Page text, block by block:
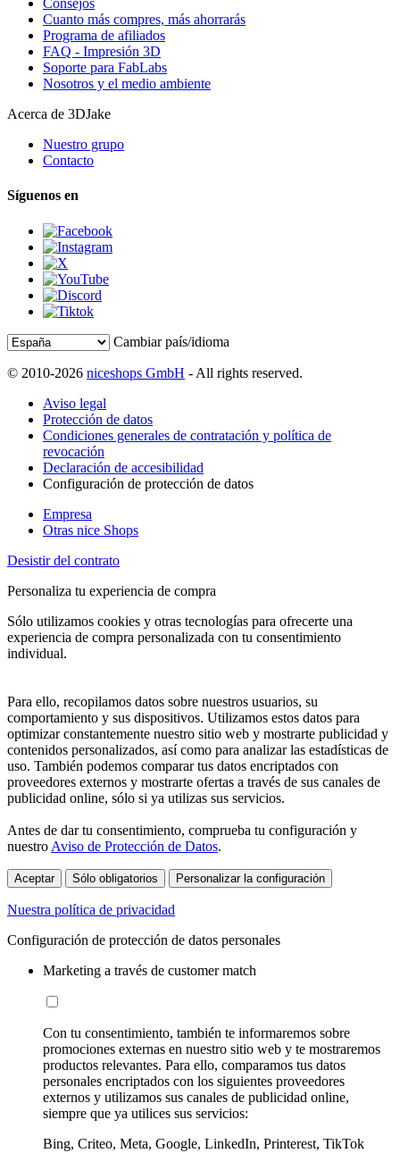
Consejos
Cuanto más compres, más ahorrarás
Programa de afiliados
FAQ - Impresión 3D
Soporte para FabLabs
Nosotros y el medio ambiente
Acerca de 3DJake
Nuestro grupo
Contacto
Síguenos en
Cambiar país/idioma
© 2010-2026 niceshops GmbH - All rights reserved.
Aviso legal
Protección de datos
Condiciones generales de contratación y política de
revocación
Declaración de accesibilidad
Configuración de protección de datos
Empresa
Otras nice Shops
Desistir del contrato
Personaliza tu experiencia de compra
Sólo utilizamos cookies y otras tecnologías para ofrecerte una
experiencia de compra personalizada con tu consentimiento
individual.
Para ello, recopilamos datos sobre nuestros usuarios, su
comportamiento y sus dispositivos. Utilizamos estos datos para
optimizar constantemente nuestro sitio web y mostrarte publicidad y
contenidos personalizados, así como para analizar las estadísticas de
uso. También podemos comparar tus datos encriptados con
proveedores externos y mostrarte ofertas a través de sus canales de
publicidad online, sólo si ya utilizas sus servicios.
Antes de dar tu consentimiento, comprueba tu configuración y
nuestro Aviso de Protección de Datos.
Aceptar Sólo obligatorios Personalizar la configuración
Nuestra política de privacidad
Configuración de protección de datos personales
Marketing a través de customer match
Con tu consentimiento, también te informaremos sobre
promociones externas en nuestro sitio web y te mostraremos
productos relevantes. Para ello, comparamos tus datos
personales encriptados con los siguientes proveedores
externos y utilizamos sus canales de publicidad online,
siempre que ya utilices sus servicios:
Bing, Criteo, Meta, Google, LinkedIn, Printerest, TikTok